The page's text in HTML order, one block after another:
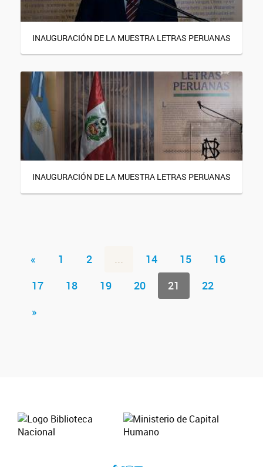
INAUGURACIÓN DE LA MUESTRA LETRAS PERUANAS
INAUGURACIÓN DE LA MUESTRA LETRAS PERUANAS
« 1 2 ... 14 15
16
17
18 19 20 21
22
»